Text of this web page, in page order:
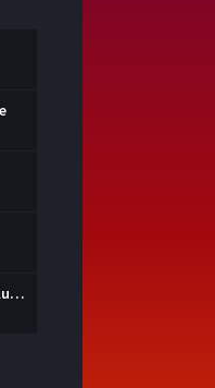
Godzilla x Kong: Yeni İmparatorluk İzle